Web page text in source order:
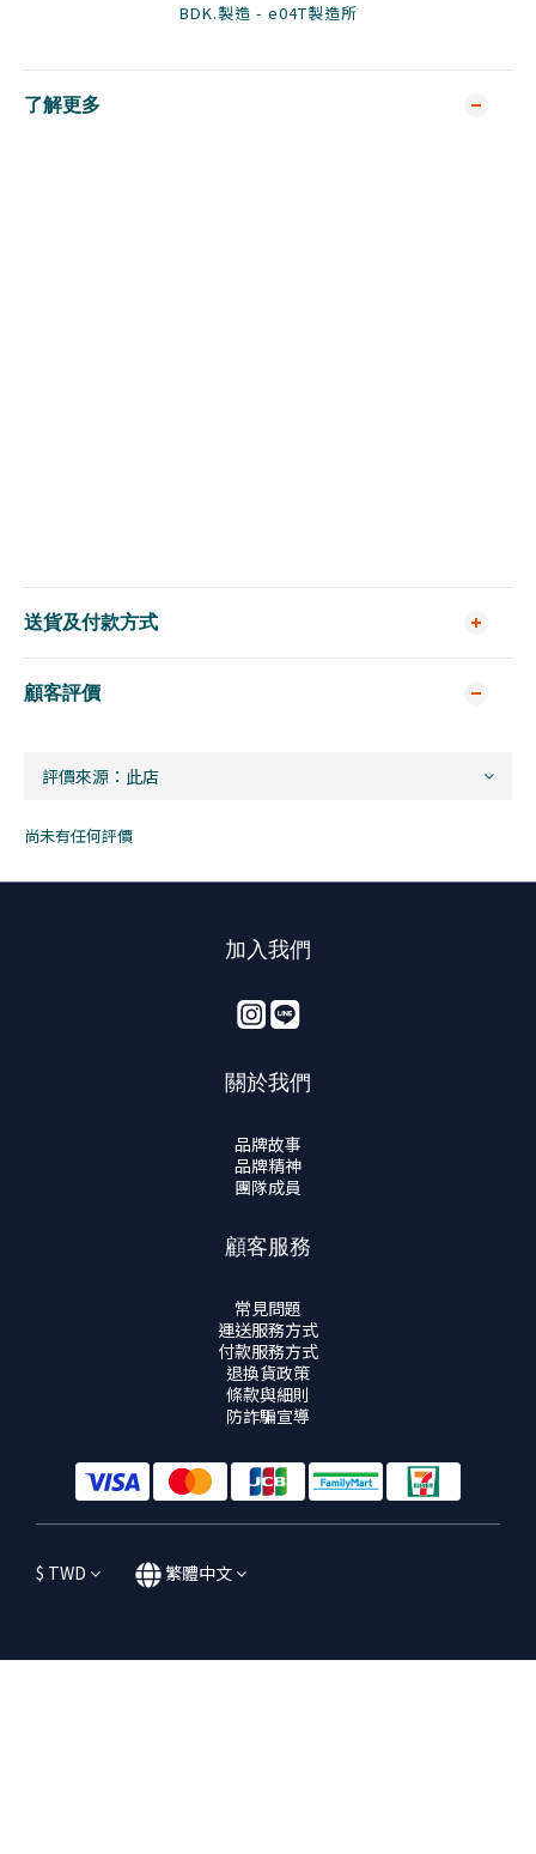
BDK.製造 - e04T製造所
了解更多
送貨及付款方式
顧客評價
尚未有任何評價
加入我們
關於我們
品牌故事
品牌精神
團隊成員
顧客服務
常見問題
運送服務方式
付款服務方式
退換貨政策
條款與細則
防詐騙宣導
$ TWD 繁體中文